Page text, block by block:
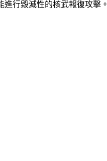
進行毀滅性的核武報復攻擊。